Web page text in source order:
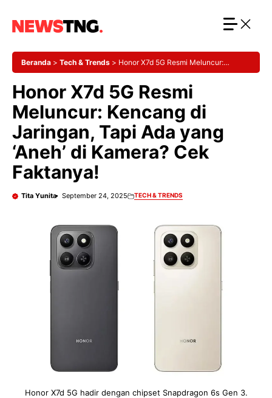
Beranda > Tech & Trends > Honor X7d 5G Resmi Meluncur:
Faktanya!
Honor X7d 5G Resmi
Meluncur: Kencang di
Jaringan, Tapi Ada yang
‘Aneh’ di Kamera? Cek
Faktanya!
Tita Yunita September 24, 2025 TECH & TRENDS
Honor X7d 5G hadir dengan chipset Snapdragon 6s Gen 3.